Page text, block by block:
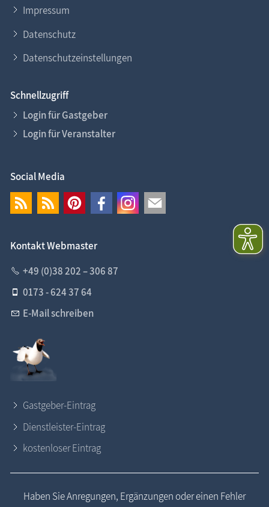
Impressum
Datenschutz
Datenschutzeinstellungen
Schnellzugriff
Login für Gastgeber
Login für Veranstalter
Social Media
Kontakt Webmaster
+49 (0)38 202 – 306 87
0173 - 624 37 64
E-Mail schreiben
Gastgeber-Eintrag
Dienstleister-Eintrag
kostenloser Eintrag
Haben Sie Anregungen, Ergänzungen oder einen Fehler